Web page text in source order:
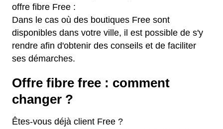
offre fibre Free :
Dans le cas où des boutiques Free sont
disponibles dans votre ville, il est possible de s'y
rendre afin d'obtenir des conseils et de faciliter
ses démarches.
Offre fibre free : comment
changer ?
Êtes-vous déjà client Free ?